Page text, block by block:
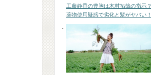
工藤静香の豊胸は木村拓哉の指示？
薬物使用疑惑で劣化と髪がヤバい！